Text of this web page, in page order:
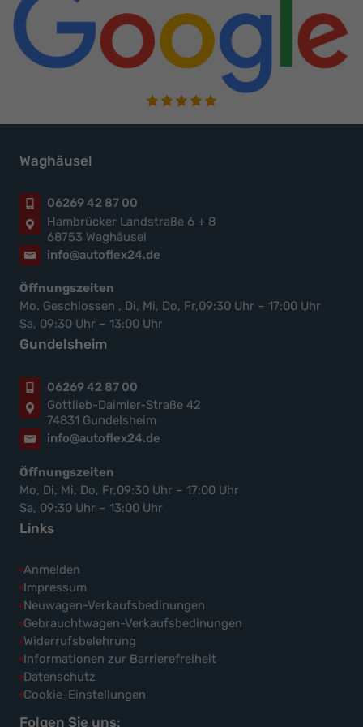
Waghäusel
06269 42 87 00
Hambrücker Landstraße 6 + 8
68753 Waghäusel
info@autoflex24.de
Öffnungszeiten
Mo. Geschlossen , Di, Mi, Do, Fr,09:30 Uhr – 17:00 Uhr
Sa, 09:30 Uhr – 13:00 Uhr
Gundelsheim
06269 42 87 00
Gottlieb-Daimler-Straße 42
74831 Gundelsheim
info@autoflex24.de
Öffnungszeiten
Mo, Di, Mi, Do, Fr,09:30 Uhr – 17:00 Uhr
Sa, 09:30 Uhr – 13:00 Uhr
Links
Anmelden
Impressum
Neuwagen-Verkaufsbedinungen
Gebrauchtwagen-Verkaufsbedinungen
Widerrufsbelehrung
Informationen zur Barrierefreiheit
Datenschutz
Cookie-Einstellungen
Folgen Sie uns: